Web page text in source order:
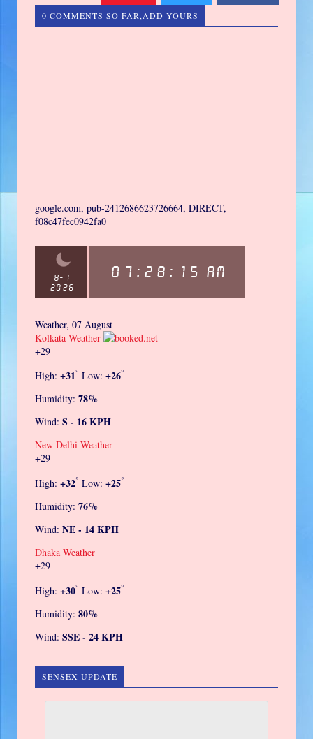
0 COMMENTS SO FAR,ADD YOURS
google.com, pub-2412686623726664, DIRECT,
f08c47fec0942fa0
Weather, 07 August
Kolkata Weather
+29
High: +31° Low: +26°
Humidity: 78%
Wind: S - 16 KPH
New Delhi Weather
+29
High: +32° Low: +25°
Humidity: 76%
Wind: NE - 14 KPH
Dhaka Weather
+29
High: +30° Low: +25°
Humidity: 80%
Wind: SSE - 24 KPH
SENSEX UPDATE